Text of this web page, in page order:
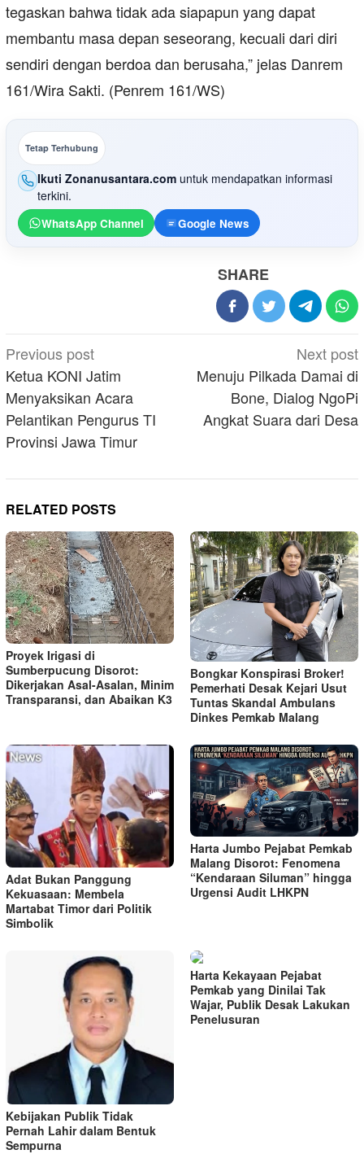
tegaskan bahwa tidak ada siapapun yang dapat
membantu masa depan seseorang, kecuali dari diri
sendiri dengan berdoa dan berusaha,” jelas Danrem
161/Wira Sakti. (Penrem 161/WS)
Tetap Terhubung
Ikuti Zonanusantara.com untuk mendapatkan informasi
terkini.
WhatsApp Channel Google News
SHARE
Post
navigation
Previous post
Ketua KONI Jatim
Menyaksikan Acara
Pelantikan Pengurus TI
Provinsi Jawa Timur
Next post
Menuju Pilkada Damai di
Bone, Dialog NgoPi
Angkat Suara dari Desa
RELATED POSTS
Proyek Irigasi di
Sumberpucung Disorot:
Dikerjakan Asal-Asalan, Minim
Transparansi, dan Abaikan K3
Bongkar Konspirasi Broker!
Pemerhati Desak Kejari Usut
Tuntas Skandal Ambulans
Dinkes Pemkab Malang
Adat Bukan Panggung
Kekuasaan: Membela
Martabat Timor dari Politik
Simbolik
Harta Jumbo Pejabat Pemkab
Malang Disorot: Fenomena
“Kendaraan Siluman” hingga
Urgensi Audit LHKPN
Kebijakan Publik Tidak
Pernah Lahir dalam Bentuk
Sempurna
Harta Kekayaan Pejabat
Pemkab yang Dinilai Tak
Wajar, Publik Desak Lakukan
Penelusuran